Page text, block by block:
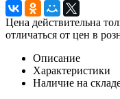
Цена действительна
отличаться от цен в
Описание
Характеристики
Наличие на